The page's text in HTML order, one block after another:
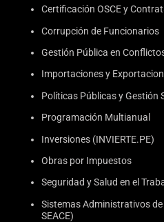
Certificación OSCE y
Corrupción de Funcionarios
Gestión Pública en
Importaciones y
Políticas Públicas y Gestión
Programación Multianual
Inversiones (INVIERTE.PE)
Obras por Impuestos
Seguridad y Salud en el
Sistemas Administrativos de
SEACE)